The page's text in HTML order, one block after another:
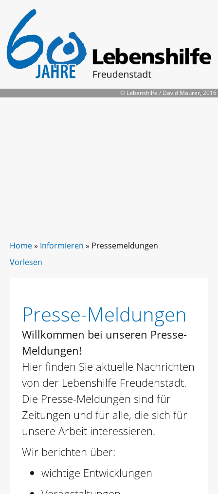
© Lebenshilfe / David Maurer, 2016
Home» Informieren » Pressemeldungen
Vorlesen
Presse-Meldungen
Willkommen bei unseren Presse-
Meldungen!
Hier finden Sie aktuelle Nachrichten
von der Lebenshilfe Freudenstadt.
Die Presse-Meldungen sind für
Zeitungen und für alle, die sich für
unsere Arbeit interessieren.
Wir berichten über:
wichtige Entwicklungen